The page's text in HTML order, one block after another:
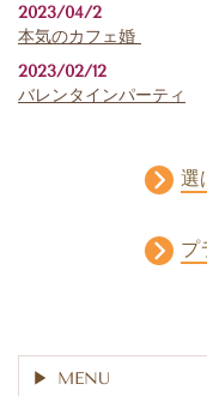
2023/04/2
本気のカフェ婚
2023/02/12
バレンタインパーティ
選
プ
MENU